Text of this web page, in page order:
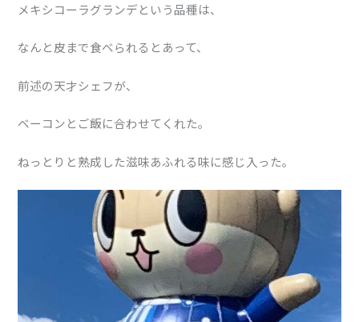
メキシコーラグランデという品種は、
なんと皮まで食べられるとあって、
前述の天才シェフが、
ベーコンとご飯に合わせてくれた。
ねっとりと熟成した滋味あふれる味に感じ入った。